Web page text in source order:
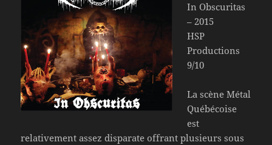
In Obscuritas
– 2015
HSP
Productions
9/10
La scène Métal
Québécoise
est
relativement assez disparate offrant plusieurs sous